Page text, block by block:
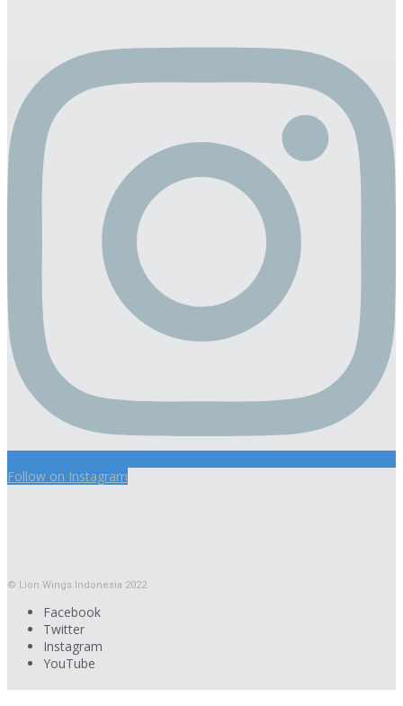
Follow on Instagram
© Lion Wings Indonesia 2022
Facebook
Twitter
Instagram
YouTube